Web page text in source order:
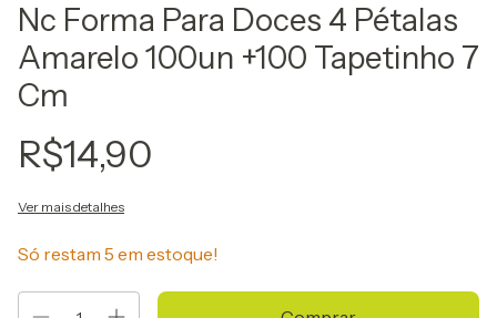
Nc Forma Para Doces 4 Pétalas
Amarelo 100un +100 Tapetinho 7
Cm
R$14,90
Ver mais detalhes
Só restam 5 em estoque!